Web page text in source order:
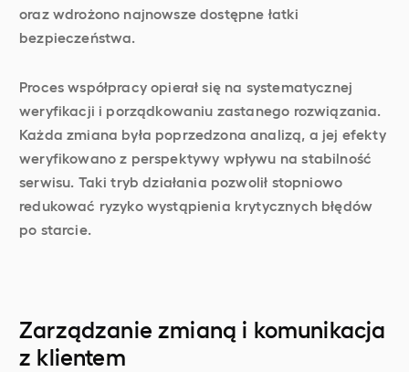
oraz wdrożono najnowsze dostępne łatki
bezpieczeństwa.
Proces współpracy opierał się na systematycznej
weryfikacji i porządkowaniu zastanego rozwiązania.
Każda zmiana była poprzedzona analizą, a jej efekty
weryfikowano z perspektywy wpływu na stabilność
serwisu. Taki tryb działania pozwolił stopniowo
redukować ryzyko wystąpienia krytycznych błędów
po starcie.
Zarządzanie zmianą i komunikacja
z klientem